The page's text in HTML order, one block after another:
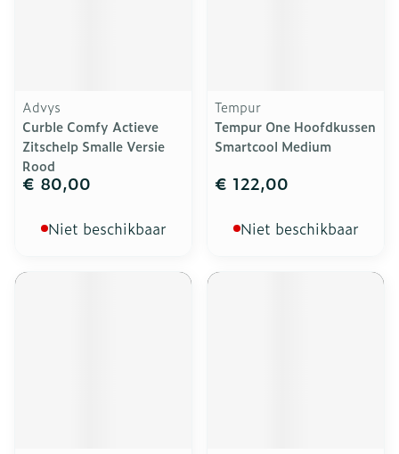
Advys
Curble Comfy Actieve
Zitschelp Smalle Versie
Rood
€ 80,00
Niet beschikbaar
Tempur
Tempur One Hoofdkussen
Smartcool Medium
€ 122,00
Niet beschikbaar